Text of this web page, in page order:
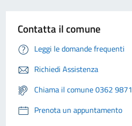
Contatta il comune
Leggi le domande frequenti
Richiedi Assistenza
Chiama il comune 0362 9871
Prenota un appuntamento